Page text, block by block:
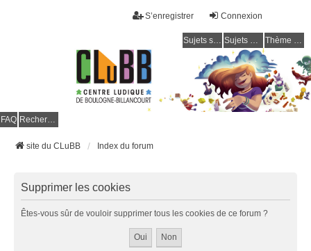
Connexion
S’enregistrer
Sujets sans réponse Sujets actifs Thème clair / foncé
FAQ Rechercher
site du CLuBB Index du forum
Supprimer les cookies
Êtes-vous sûr de vouloir supprimer tous les cookies de ce forum ?